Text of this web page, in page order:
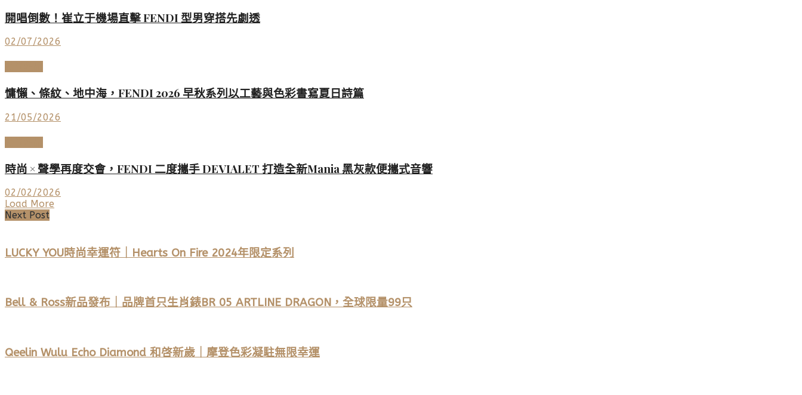
開唱倒數！崔立于機場直擊 FENDI 型男穿搭先劇透
02/07/2026
慵懶、條紋、地中海，FENDI 2026 早秋系列以工藝與色彩書寫夏日詩篇
21/05/2026
時尚 × 聲學再度交會，FENDI 二度攜手 DEVIALET 打造全新Mania 黑灰款便攜式音響
02/02/2026
Load More
Next Post
LUCKY YOU時尚幸運符｜Hearts On Fire 2024年限定系列
Bell & Ross新品發布｜品牌首只生肖錶BR 05 ARTLINE DRAGON，全球限量99只
Qeelin Wulu Echo Diamond 和啓新歲｜摩登色彩凝駐無限幸運